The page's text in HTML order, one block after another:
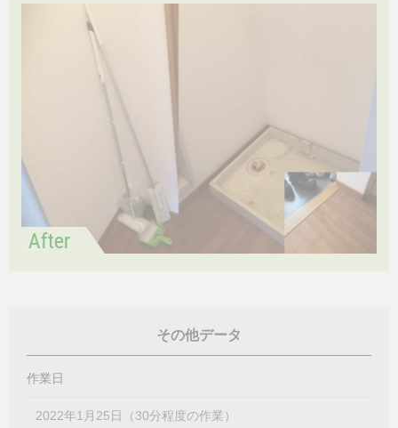
その他データ
作業日
2022年1月25日（30分程度の作業）